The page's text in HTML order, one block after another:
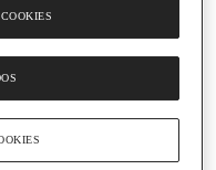
€
Mãos Hidratante Pele
Seca Veckia
|500 Ml